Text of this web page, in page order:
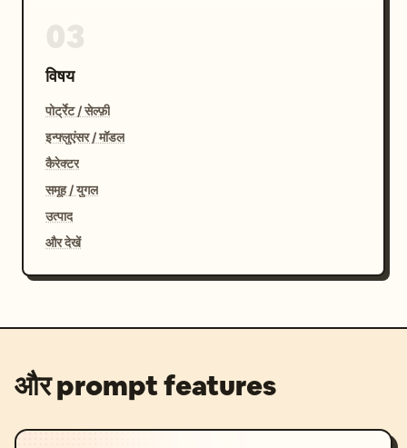
विषय
पोर्ट्रेट / सेल्फ़ी
इन्फ्लुएंसर / मॉडल
कैरेक्टर
समूह / युगल
उत्पाद
और देखें
और prompt features